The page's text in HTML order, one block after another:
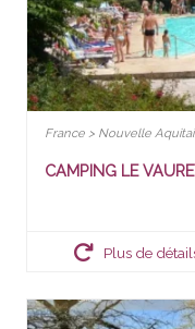
France > Nouvelle
CAMPING LE
Plus de